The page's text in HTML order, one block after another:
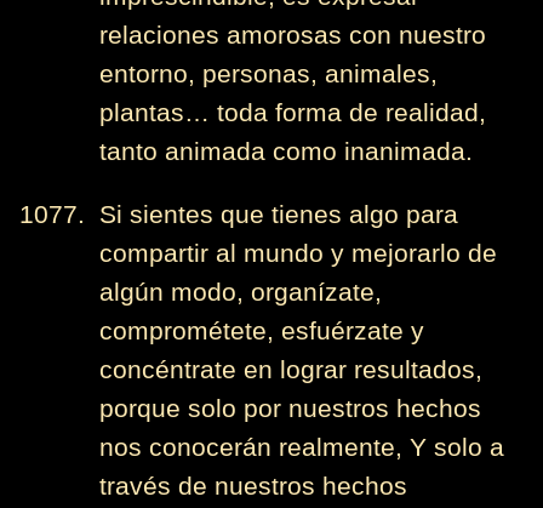
relaciones amorosas con nuestro
entorno, personas, animales,
plantas… toda forma de realidad,
tanto animada como inanimada.
1077. Si sientes que tienes algo para
compartir al mundo y mejorarlo de
algún modo, organízate,
comprométete, esfuérzate y
concéntrate en lograr resultados,
porque solo por nuestros hechos
nos conocerán realmente, Y solo a
través de nuestros hechos